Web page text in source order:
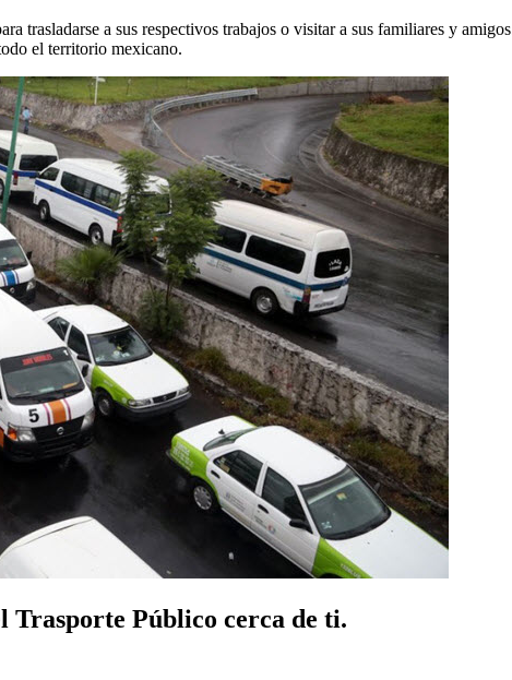
trasladarse a sus respectivos trabajos o visitar a sus familiares y
el territorio mexicano.
Público cerca de ti.